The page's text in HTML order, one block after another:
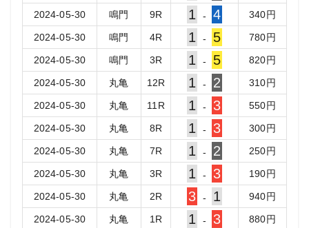
2024-05-30 鳴門 9R 1 - 4 340円
2024-05-30 鳴門 4R 1 - 5 780円
2024-05-30 鳴門 3R 1 - 5 820円
2024-05-30 丸亀 12R 1 - 2 310円
2024-05-30 丸亀 11 R 1 - 3 550円
2024-05-30 丸亀 8R 1 - 3 300円
2024-05-30 丸亀 7R 1 - 2 250円
2024-05-30 丸亀 3R 1 - 3 190円
2024-05-30 丸亀 2R 3 - 1 940円
2024-05-30 丸亀 1 R 1 - 3 880円